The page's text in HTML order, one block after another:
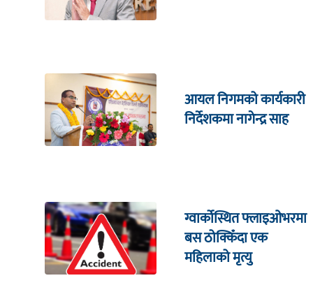
आयल निगमको कार्यकारी
निर्देशकमा नागेन्द्र साह
ग्वार्कोस्थित फ्लाइओभरमा
बस ठोक्किँदा एक
महिलाको मृत्यु